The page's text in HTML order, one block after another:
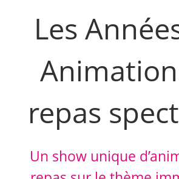
Les
repas
Un show unique